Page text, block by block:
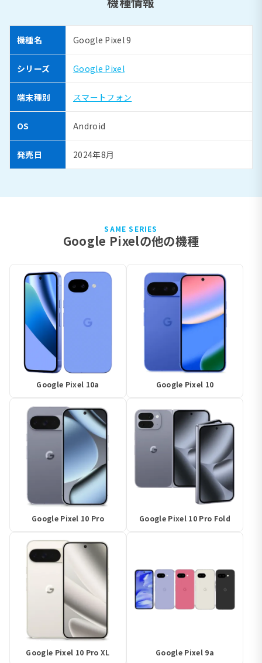
機種名 Google Pixel 9
シリーズ Google Pixel
端末種別 スマートフォン
OS Android
発売日 2024年8月
SAME SERIES
Google Pixelの他の機種
Google Pixel 10a Google Pixel 10
Google Pixel 10 Pro Google Pixel 10 Pro Fold
Google Pixel 10 Pro XL Google Pixel 9a